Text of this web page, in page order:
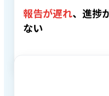
報告が遅れ、進捗
ない